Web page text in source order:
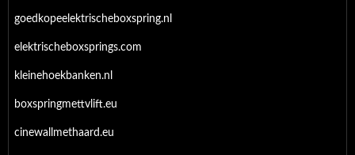
goedkopeelektrischeboxspring.nl
elektrischeboxsprings.com
kleinehoekbanken.nl
boxspringmettvlift.eu
cinewallmethaard.eu